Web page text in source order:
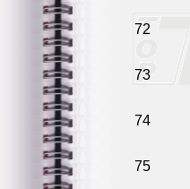
72
73
74
75